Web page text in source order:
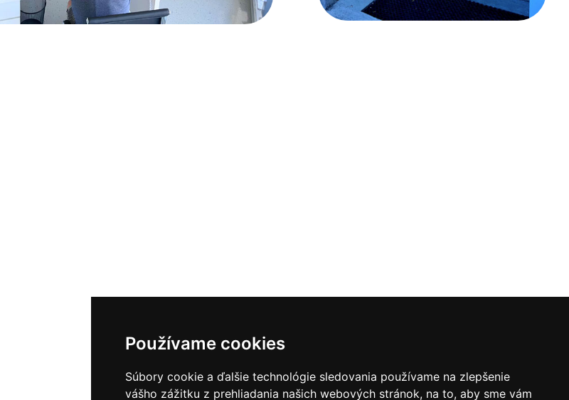
Používame cookies
Súbory cookie a ďalšie technológie sledovania používame na zlepšenie
vášho zážitku z prehliadania našich webových stránok, na to, aby sme vám